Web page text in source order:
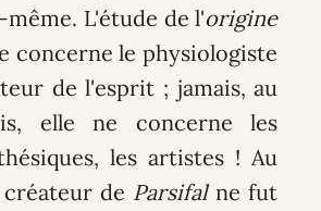
L'étude de l'origine
concerne le physiologiste
de l'esprit ; jamais, au
elle ne concerne les
les artistes ! Au
de Parsifalne fut